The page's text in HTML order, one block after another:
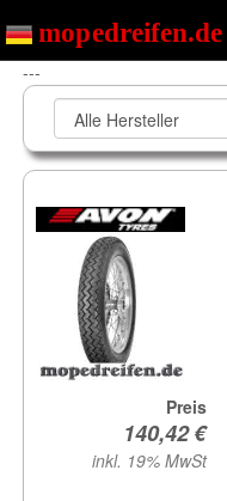
---
Preis
inkl. 19% MwSt